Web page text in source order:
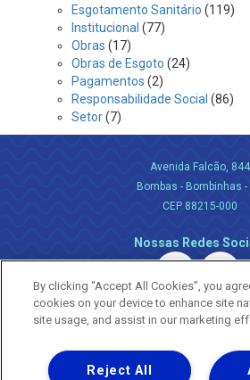
Esgotamento Sanitário (119)
Institucional (77)
Obras (17)
Obras de Esgoto (24)
Pagamentos (2)
Responsabilidade Social (86)
Setor(7)
Avenida Falcão, 844
Bombas - Bombinhas -
CEP 88215-000
Nossas Redes
Uma empresa
By clicking “Accept All Cookies”, you
cookies on your device to enhance site
site usage, and assist in our marketing
Reject All